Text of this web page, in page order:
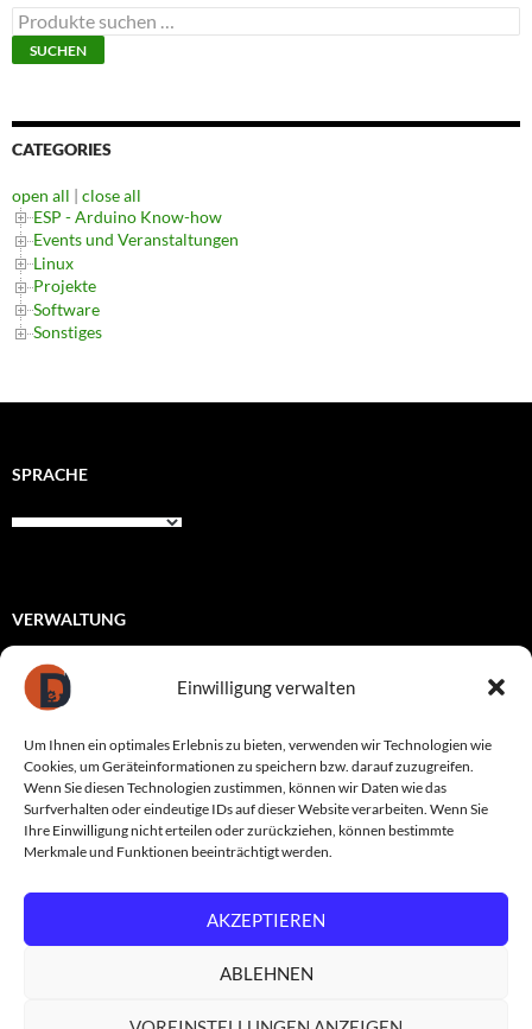
Einwilligung verwalten
Um Ihnen ein optimales Erlebnis zu bieten, verwenden wir Technologien wie
Cookies, um Geräteinformationen zu speichern bzw. darauf zuzugreifen.
Wenn Sie diesen Technologien zustimmen, können wir Daten wie das
Surfverhalten oder eindeutige IDs auf dieser Website verarbeiten. Wenn Sie
Ihre Einwilligung nicht erteilen oder zurückziehen, können bestimmte
Merkmale und Funktionen beeinträchtigt werden.
AKZEPTIEREN
ABLEHNEN
Suchen
nach:
SUCHEN
CATEGORIES
open all | close all
ESP - Arduino Know-how
Events und Veranstaltungen
Linux
Projekte
Software
Sonstiges
SPRACHE
VERWALTUNG
Registrieren
Eintrags-Feed
Kommentar-Feed
WordPress.org